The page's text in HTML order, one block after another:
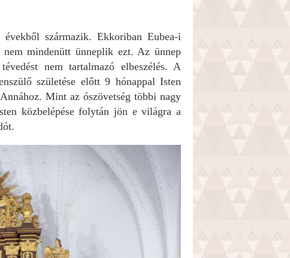
származik. Ekkoriban Eubea-i
nem mindenütt ünneplik ezt. Az ünnep
nem tartalmazó elbeszélés. A
születése előtt 9 hónappal Isten
Mint az ószövetség többi nagy
közbelépése folytán jön e világra a